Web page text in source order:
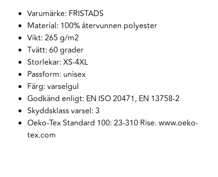
Varumärke: FRISTADS
Material: 100% återvunnen polyester
Vikt: 265 g/m2
Tvätt: 60 grader
Storlekar: XS-4XL
Passform: unisex
Färg: varselgul
Godkänd enligt: EN ISO 20471, EN 13758-2
Skyddsklass varsel: 3
Oeko-Tex Standard 100: 23-310 Rise. www.oeko-
tex.com